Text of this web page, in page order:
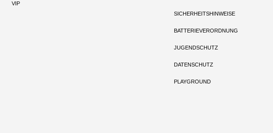
VIP
SICHERHEITSHINWEISE
BATTERIEVERORDNUNG
JUGENDSCHUTZ
DATENSCHUTZ
PLAYGROUND